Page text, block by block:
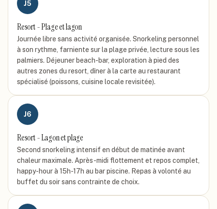
J5
Resort - Plage et lagon
Journée libre sans activité organisée. Snorkeling personnel
à son rythme, farniente sur la plage privée, lecture sous les
palmiers. Déjeuner beach-bar, exploration à pied des
autres zones du resort, dîner à la carte au restaurant
spécialisé (poissons, cuisine locale revisitée).
J6
Resort - Lagon et plage
Second snorkeling intensif en début de matinée avant
chaleur maximale. Après-midi flottement et repos complet,
happy-hour à 15h-17h au bar piscine. Repas à volonté au
buffet du soir sans contrainte de choix.